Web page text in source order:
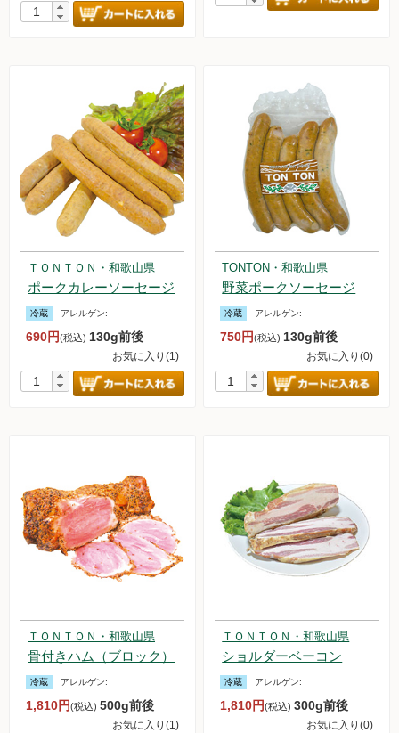
ＴＯＮＴＯＮ・和歌山県
ポークカレーソーセージ
冷蔵 アレルゲン:
690円(税込) 130g前後
お気に入り(1)
TONTON・和歌山県
野菜ポークソーセージ
冷蔵 アレルゲン:
750円(税込) 130g前後
お気に入り(0)
ＴＯＮＴＯＮ・和歌山県
骨付きハム（ブロック）
冷蔵 アレルゲン:
1,810円(税込) 500g前後
お気に入り(1)
ＴＯＮＴＯＮ・和歌山県
ショルダーベーコン
冷蔵 アレルゲン:
1,810円(税込)300g前後
お気に入り(0)